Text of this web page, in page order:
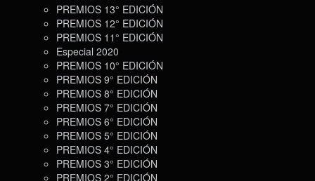
PREMIOS 13° EDICIÓN
PREMIOS 12° EDICIÓN
PREMIOS 11° EDICIÓN
Especial 2020
PREMIOS 10° EDICIÓN
PREMIOS 9° EDICIÓN
PREMIOS 8° EDICIÓN
PREMIOS 7° EDICIÓN
PREMIOS 6° EDICIÓN
PREMIOS 5° EDICIÓN
PREMIOS 4° EDICIÓN
PREMIOS 3° EDICIÓN
PREMIOS 2° EDICIÓN